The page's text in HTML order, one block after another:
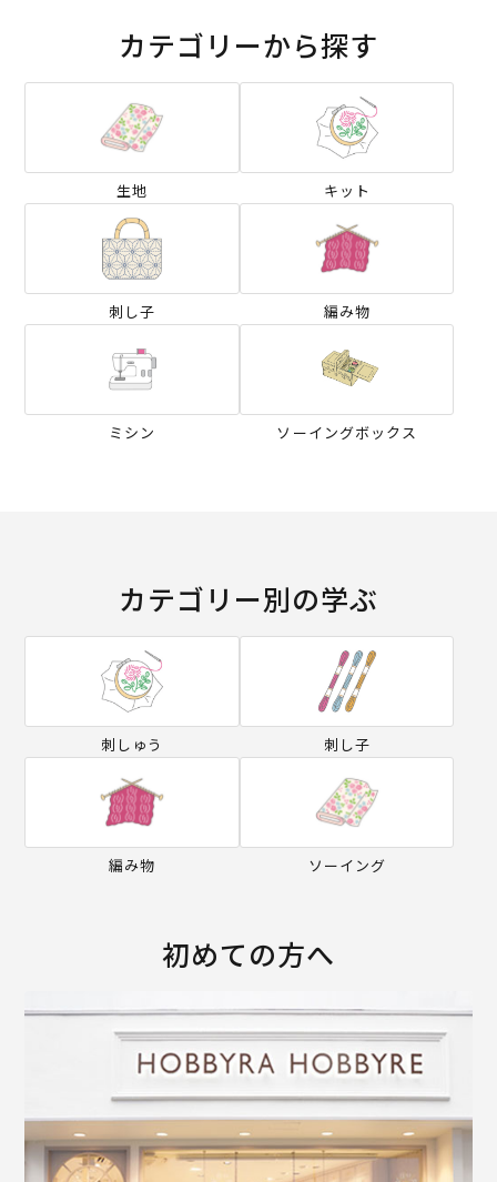
カテゴリーから探す
生地 キット
刺し子 編み物
ミシン ソーイングボックス
カテゴリー別の学ぶ
刺しゅう 刺し子
編み物 ソーイング
初めての方へ